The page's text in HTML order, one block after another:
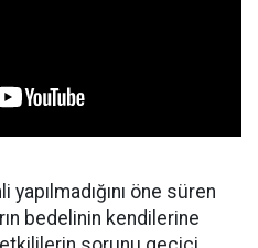
yapılmadığını öne süren
bedelinin kendilerine